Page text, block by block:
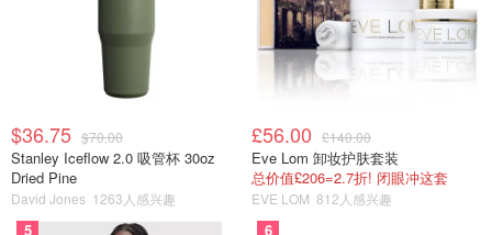
$36.75 $70.00
Stanley Iceflow 2.0 吸管杯 30oz
Dried Pine
David Jones 1263人感兴趣
£56.00 £140.00
Eve Lom 卸妆护肤套装
总价值£206=2.7折! 闭眼冲这套
EVE LOM 812人感兴趣
5 6